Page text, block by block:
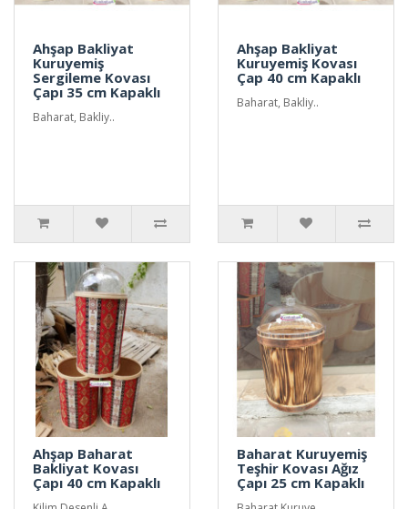
Ahşap Bakliyat
Kuruyemiş
Sergileme Kovası
Çapı 35 cm Kapaklı
Baharat, Bakliy..
Ahşap Bakliyat
Kuruyemiş Kovası
Çap 40 cm Kapaklı
Baharat, Bakliy..
Ahşap Baharat
Bakliyat Kovası
Çapı 40 cm Kapaklı
Baharat Kuruyemiş
Teşhir Kovası Ağız
Çapı 25 cm Kapaklı